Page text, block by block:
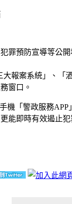
罪預防宣導等公
大報案系統」、
窗口。
機「警政服務
能即時有效遏止